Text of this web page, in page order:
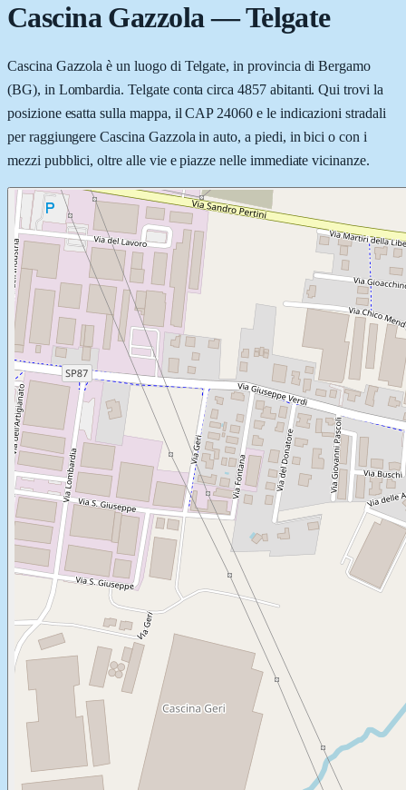
Cascina Gazzola—Telgate
Cascina Gazzola è un luogo di Telgate, in provincia di Bergamo
(BG), in Lombardia. Telgate conta circa 4857 abitanti. Qui trovi la
posizione esatta sulla mappa, il CAP 24060 e le indicazioni stradali
per raggiungere Cascina Gazzola in auto, a piedi, in bici o con i
mezzi pubblici, oltre alle vie e piazze nelle immediate vicinanze.